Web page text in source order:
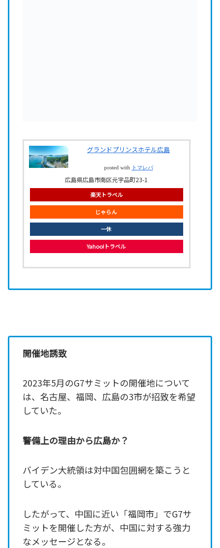
グランドプリンスホテル広島
posted with トマレバ
広島県広島市南区元宇品町23-1
楽天トラベル
じゃらん
一休
Yahoo!トラベル
開催地誘致
2023年5月のG7サミットの開催地について
は、名古屋、福岡、広島の3市が招致を希望
していた。
警備上の理由から広島か？
バイデン大統領は対中国包囲網を築こうと
している。
したがって、中国に近い「福岡市」でG7サ
ミットを開催した方が、中国に対する強力
なメッセージとなる。